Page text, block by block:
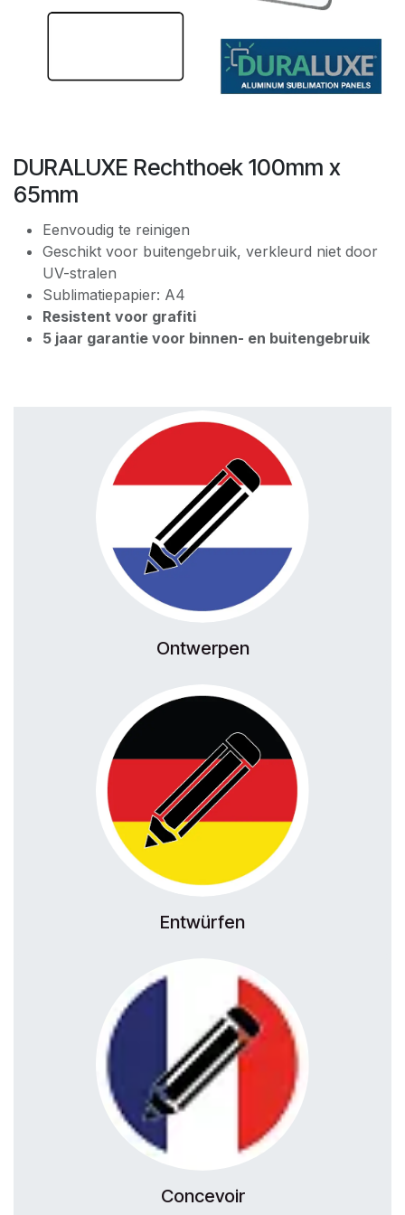
DURALUXE Rechthoek 100mm x
65mm
Eenvoudig te reinigen
Geschikt voor buitengebruik, verkleurd niet door
UV-stralen
Sublimatiepapier: A4
Resistent voor grafiti
5 jaar garantie voor binnen- en buitengebruik
Ontwerpen
Entwürfen
Concevoir